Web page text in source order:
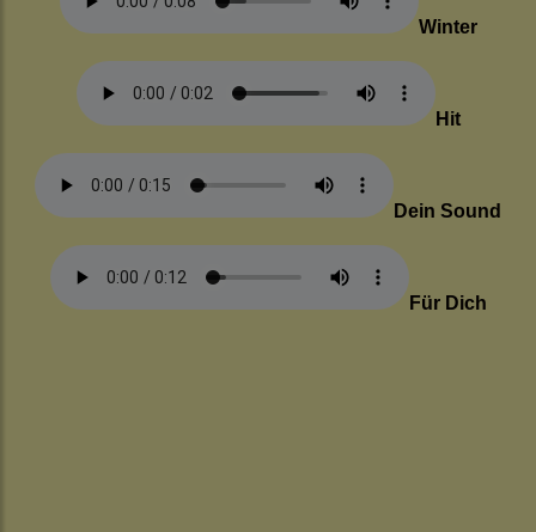
Winter
Hit
Dein Sound
Für Dich